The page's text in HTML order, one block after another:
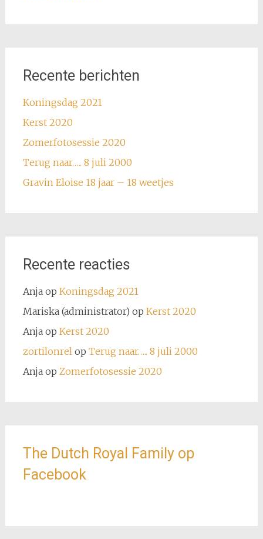
Recente berichten
Koningsdag 2021
Kerst 2020
Zomerfotosessie 2020
Terug naar….. 8 juli 2000
Gravin Eloise 18 jaar – 18 weetjes
Recente reacties
Anjaop Koningsdag 2021
Mariska (administrator) op Kerst 2020
Anjaop Kerst 2020
zortilonrelop Terug naar….. 8 juli 2000
Anjaop Zomerfotosessie 2020
The Dutch Royal Family op
Facebook